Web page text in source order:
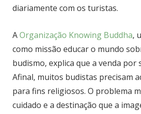
diariamente com os turistas.
AOrganização Knowing Buddha,
como missão educar o mundo
budismo, explica que a venda por
Afinal, muitos budistas precisam
para fins religiosos. O problema
cuidado e a destinação que a